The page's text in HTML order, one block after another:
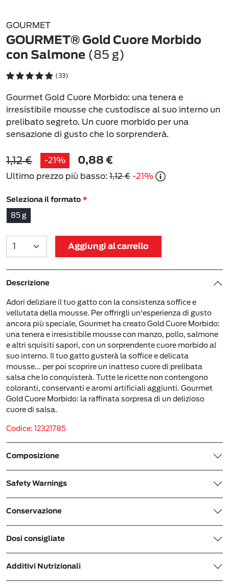
GOURMET
GOURMET® Gold Cuore Morbido
con Salmone (85 g)
(33)
Gourmet Gold Cuore Morbido: una tenera e
irresistibile mousse che custodisce al suo interno un
prelibato segreto. Un cuore morbido per una
sensazione di gusto che lo sorprenderà.
1,12 € -21% 0,88 €
Ultimo prezzo più basso: 1,12 € -21%
Seleziona il formato
85 g
Aggiungi al carrello
Descrizione
Adori deliziare il tuo gatto con la consistenza soffice e
vellutata della mousse. Per offrirgli un'esperienza di gusto
ancora più speciale, Gourmet ha creato Gold Cuore Morbido:
una tenera e irresistibile mousse con manzo, pollo, salmone
e altri squisiti sapori, con un sorprendente cuore morbido al
suo interno. Il tuo gatto gusterà la soffice e delicata
mousse... per poi scoprire un inatteso cuore di prelibata
salsa che lo conquisterà. Tutte le ricette non contengono
coloranti, conservanti e aromi artificiali aggiunti. Gourmet
Gold Cuore Morbido: la raffinata sorpresa di un delizioso
cuore di salsa.
Codice: 12321785
Composizione
Safety Warnings
Conservazione
Dosi consigliate
Additivi Nutrizionali